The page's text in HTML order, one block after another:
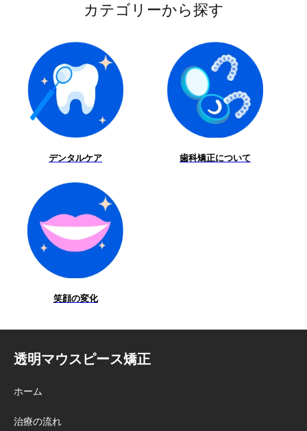
ピース矯正ブランド選びで後悔しな
ポイントを解説します。 先に結論を
言うと、最も重要なのは「広告上の
安さ」ではなく、最終的な総額と治
療範囲を把握し、契約前に自分自身
の治療計画を確認することです。 ※
マウスピース矯正の適応可否や治療
格、歯や歯ぐきの状態などによって
異なります。最終的には歯科医師に
よる診断が必要です。 マウスピース
矯正選びで確認したい5つのポイント
チェックポイント 特に確認したいこ
と 重要度 1. 料金プラン 総額、追加治
療費、通院費、処置費、リテーナー
割回数、分割手数料、適用症例、実
が行われるか 高い 4. 口コミ 点数では
なく、実際に治療した人の具体的な
スピース矯正の適応可否は、歯並び
よって異なります。最終的には歯科
医師の診断が必要です。 まず結論：
目的別おすすめブランド 重視するポ
イント おすすめブランド 費用と治療
範囲のバランスを重視したい Zenyum
部分矯正でも広い範囲を動かしたい
たい Oh my teeth / hanaravi / エミニナ
ル矯正 短期間で治療できる可能性を
重視したい マウスピース矯正ローコ
スト AI・アプリなどデジタル管理を
重視したい DPEARL 契約前に治療計
画やリスクを確認したい Zenyum 来
院前におおよその期間や費用を知り
と、Zenyumは「料金と治療範囲のバ
動かす明確さ」を重視する方に向い
ています。...
ピース矯正ローコストは、どちらも
として検討されるマウスピース矯正
サービスです。ただし、料金体系、
治療範囲、治療開始までのスピー
ド、契約前の治療計画確認、サポー
ト体制などには違いがあります。 マ
ウスピース矯正ローコストは、最短2
療完了と案内しており、治療開始や
完了までのスピードを重視する方に
とって比較候補になります。また、
公式サイトでは笑った時に見える部
分に特化したプランを展開しており
ます。 一方、Zenyumは、部分矯正
294,500円（税込）で20本の歯を動か
療計画確認、無料オンライン診断、
ピース矯正ローコストを、料金・治
療範囲・治療期間・追加費用・通
正の適応可否、治療期間、治療方法
カテゴリーから探す
デンタルケア 歯科矯正について
笑顔の変化
透明マウスピース矯正
ホーム
治療の流れ